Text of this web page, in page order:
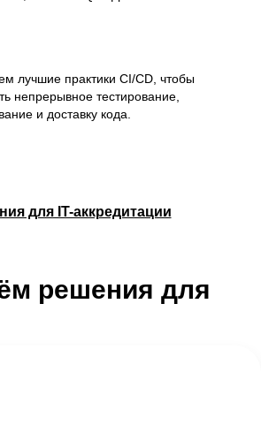
лучшие практики CI/CD, чтобы
непрерывное тестирование,
и доставку кода.
для IT-аккредитации
решения для